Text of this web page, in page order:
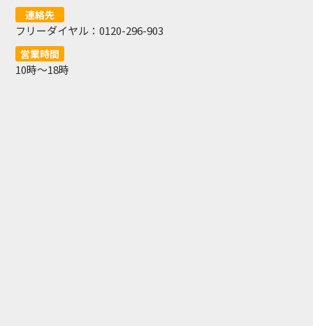
連絡先
フリーダイヤル：0120-296-903
営業時間
10時〜18時